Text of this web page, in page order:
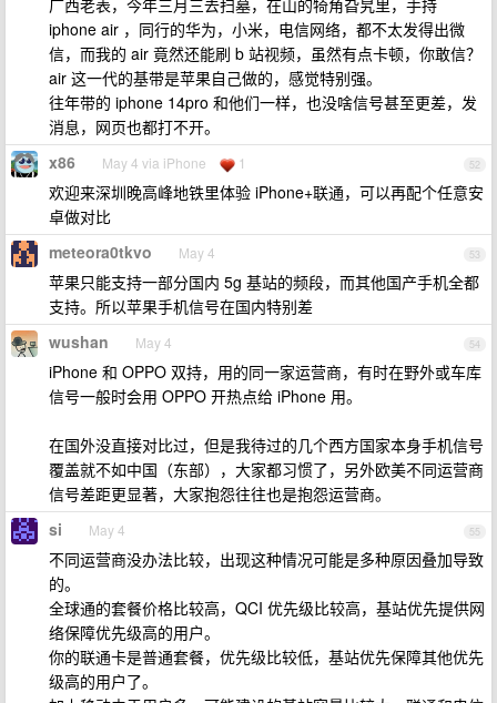
广西老表，今年三月三去扫墓，在山的犄角旮旯里，手持
iphone air ，同行的华为，小米，电信网络，都不太发得出微
信，而我的 air 竟然还能刷 b 站视频，虽然有点卡顿，你敢信？
air 这一代的基带是苹果自己做的，感觉特别强。
往年带的 iphone 14pro 和他们一样，也没啥信号甚至更差，发
消息，网页也都打不开。
52
x86 May 4 via iPhone 1
欢迎来深圳晚高峰地铁里体验 iPhone+联通，可以再配个任意安
卓做对比
53
meteora0tkvo May 4
苹果只能支持一部分国内 5g 基站的频段，而其他国产手机全都
支持。所以苹果手机信号在国内特别差
54
wushan May 4
iPhone 和 OPPO 双持，用的同一家运营商，有时在野外或车库
信号一般时会用 OPPO 开热点给 iPhone 用。
在国外没直接对比过，但是我待过的几个西方国家本身手机信号
覆盖就不如中国（东部），大家都习惯了，另外欧美不同运营商
信号差距更显著，大家抱怨往往也是抱怨运营商。
55
si May 4
不同运营商没办法比较，出现这种情况可能是多种原因叠加导致
的。
全球通的套餐价格比较高，QCI 优先级比较高，基站优先提供网
络保障优先级高的用户。
你的联通卡是普通套餐，优先级比较低，基站优先保障其他优先
级高的用户了。